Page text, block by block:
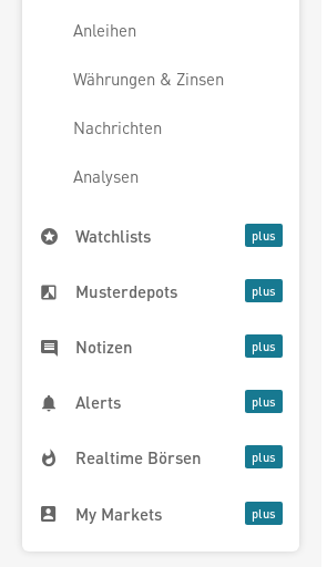
Anleihen
Währungen & Zinsen
Nachrichten
Analysen
Watchlists
Musterdepots
Notizen
Alerts
Realtime Börsen
My Markets